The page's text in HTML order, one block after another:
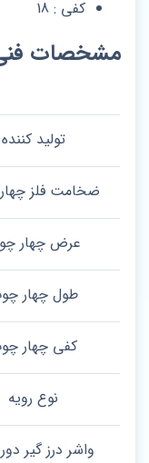
کفی : 18
مشخصات
تولید کننده
ضخامت فلز
عرض چهار
طول چهار
کفی چهار
نوع رویه
واشر درز گیر